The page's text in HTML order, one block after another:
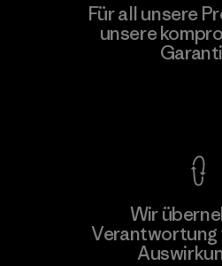
Für all unsere
unsere
Wir
Verantwortung